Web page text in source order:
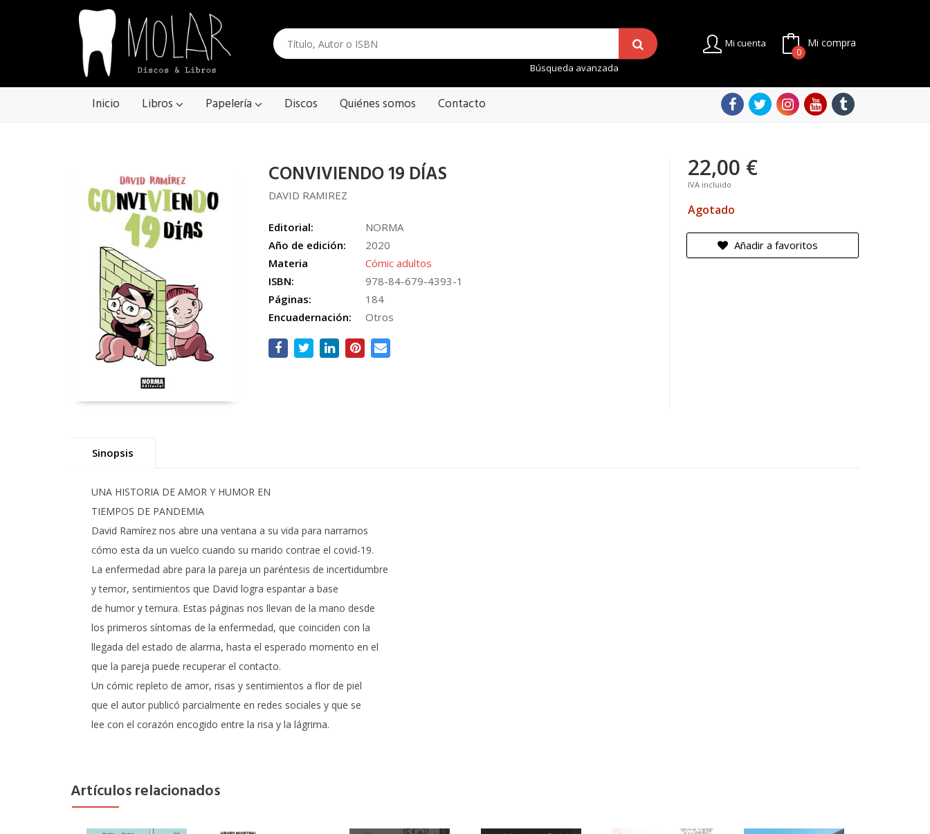
Búsqueda avanzada
Mi cuenta Mi compra
0
Inicio Libros Papelería Discos Quiénes somos Contacto
CONVIVIENDO 19 DÍAS
DAVID RAMIREZ
Editorial:
NORMA
Año de edición:
2020
Materia
Cómic adultos
ISBN:
978-84-679-4393-1
Páginas:
184
Encuadernación:
Otros
22,00 €
IVA incluido
Agotado
Añadir a favoritos
Sinopsis
UNA HISTORIA DE AMOR Y HUMOR EN
TIEMPOS DE PANDEMIA
David Ramírez nos abre una ventana a su vida para narrarnos
cómo esta da un vuelco cuando su marido contrae el covid-19.
La enfermedad abre para la pareja un paréntesis de incertidumbre
y temor, sentimientos que David logra espantar a base
de humor y ternura. Estas páginas nos llevan de la mano desde
los primeros síntomas de la enfermedad, que coinciden con la
llegada del estado de alarma, hasta el esperado momento en el
que la pareja puede recuperar el contacto.
Un cómic repleto de amor, risas y sentimientos a flor de piel
que el autor publicó parcialmente en redes sociales y que se
lee con el corazón encogido entre la risa y la lágrima.
Artículos relacionados